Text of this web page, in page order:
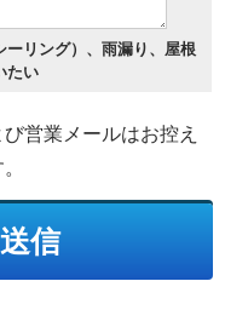
ーリング）、雨漏り、屋根
たい
営業メールはお控え